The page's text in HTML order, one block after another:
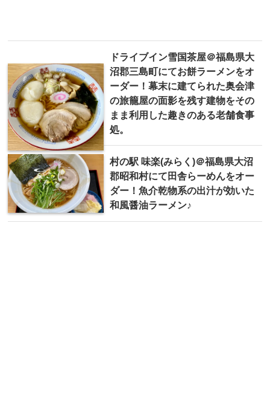
ドライブイン雪国茶屋＠福島県大
沼郡三島町にてお餅ラーメンをオ
ーダー！幕末に建てられた奥会津
の旅籠屋の面影を残す建物をその
まま利用した趣きのある老舗食事
処。
村の駅 味楽(みらく)＠福島県大沼
郡昭和村にて田舎らーめんをオー
ダー！魚介乾物系の出汁が効いた
和風醤油ラーメン♪